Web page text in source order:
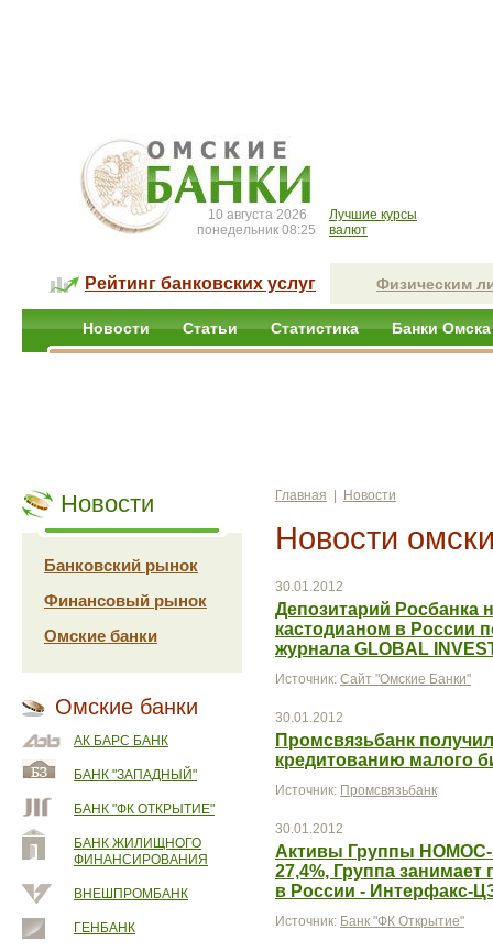
10 августа 2026
понедельник 08:25
Лучшие курсы
валют
Рейтинг банковских услуг Физическим
Новости Статьи Статистика Банки Омска
Новости
Банковский рынок
Финансовый рынок
Омские банки
Омские банки
АК БАРС БАНК
БАНК "ЗАПАДНЫЙ"
БАНК "ФК ОТКРЫТИЕ"
БАНК ЖИЛИЩНОГО
ФИНАНСИРОВАНИЯ
ВНЕШПРОМБАНК
ГЕНБАНК
Главная Новости
Новости
30.01.2012
Депозитарий Росбанка
кастодианом в России
журнала GLOBAL
Источник: Сайт "Омские Банки"
30.01.2012
Промсвязьбанк
кредитованию малого
Источник: Промсвязьбанк
30.01.2012
Активы Группы НОМОС-
27,4%, Группа
в России - Интерфакс-
Источник: Банк "ФК Открытие"